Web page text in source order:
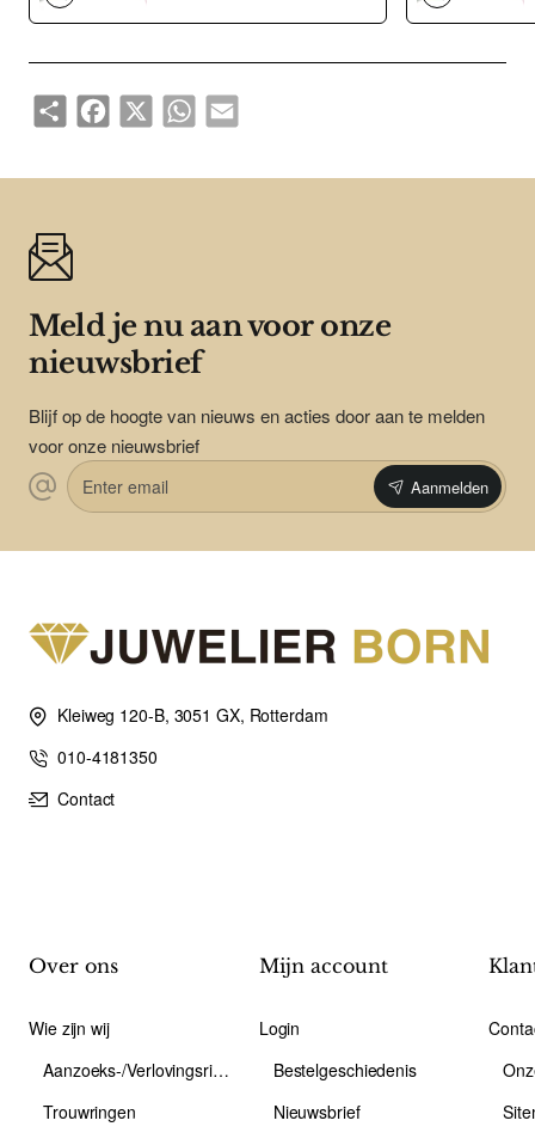
ShareFacebook
X WhatsAppEmail
Meld je nu aan voor onze
nieuwsbrief
Blijf op de hoogte van nieuws en acties door aan te melden
voor onze nieuwsbrief
Enter
email
Aanmelden
Kleiweg 120-B, 3051 GX, Rotterdam
010-4181350
Contact
Over ons
Wie zijn wij
Aanzoeks-/Verlovingsring
Trouwringen
Mijn account
Login
Bestelgeschiedenis
Nieuwsbrief